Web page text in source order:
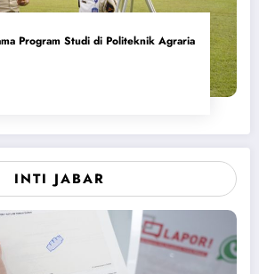
Program Studi di Politeknik Agraria
INTI JABAR